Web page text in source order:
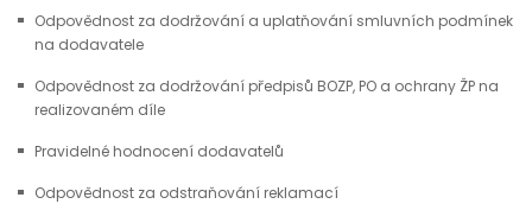
Odpovědnost za dodržování a uplatňování smluvních podmínek
na dodavatele
Odpovědnost za dodržování předpisů BOZP, PO a ochrany ŽP na
realizovaném díle
Pravidelné hodnocení dodavatelů
Odpovědnost za odstraňování reklamací